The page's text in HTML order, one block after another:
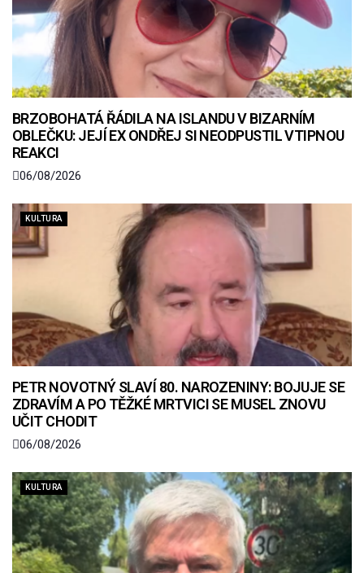
BRZOBOHATÁ ŘÁDILA NA ISLANDU V BIZARNÍM
OBLEČKU: JEJÍ EX ONDŘEJ SI NEODPUSTIL VTIPNOU
REAKCI
06/08/2026
KULTURA
PETR NOVOTNÝ SLAVÍ 80. NAROZENINY: BOJUJE SE
ZDRAVÍM A PO TĚŽKÉ MRTVICI SE MUSEL ZNOVU
UČIT CHODIT
06/08/2026
KULTURA